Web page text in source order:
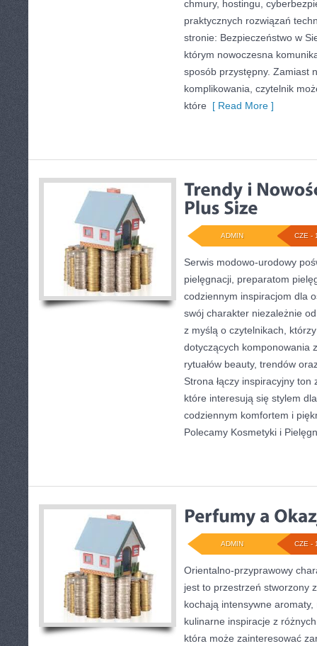
chmury, hostingu,
praktycznych rozwiązań
stronie: Bezpieczeństwo w
którym nowoczesna
sposób przystępny. Zamiast
komplikowania, czytelnik
które [ Read More ]
CZE -
ADMIN
Serwis modowo-urodowy
pielęgnacji, preparatom
codziennym inspiracjom dla
swój charakter niezależnie
z myślą o czytelnikach,
dotyczących komponowania
rytuałów beauty, trendów
Strona łączy inspiracyjny
które interesują się stylem
codziennym komfortem i
Polecamy Kosmetyki i
CZE -
ADMIN
Orientalno-przyprawowy
jest to przestrzeń stworzony
kochają intensywne
kulinarne inspiracje z
która może zainteresować